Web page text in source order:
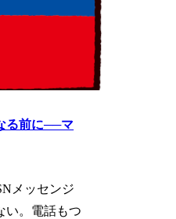
る前に──マ
メッセンジ
い。電話もつ